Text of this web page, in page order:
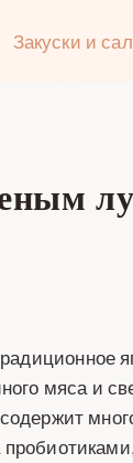
Закуски и
мяса и